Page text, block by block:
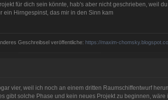
für dich sein könnte, hab's aber nicht geschrieben, weil
ein Hirngespinst, das mir in den Sinn kam
Geschreibsel veröffentliche: https://maxim-
vier, weil ich noch an einem dritten Raumschiffentwurf
gibt solche Phase und kein neues Projekt zu beginnen,